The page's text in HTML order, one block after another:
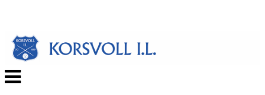
Veksle
navigasjon